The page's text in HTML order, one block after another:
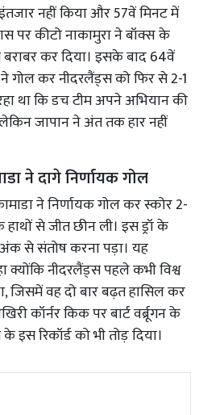
नहीं किया और 57वें मिनट में
पर कीटो नाकामुरा ने बॉक्स के
कर दिया। इसके बाद 64वें
गोल कर नीदरलैंड्स को फिर से 2-1
था कि डच टीम अपने अभियान की
जापान ने अंत तक हार नहीं
ने दागे निर्णायक गोल
ने निर्णायक गोल कर स्कोर 2-
से जीत छीन ली। इस ड्रॉ के
से संतोष करना पड़ा। यह
क्योंकि नीदरलैंड्स पहले कभी विश्व
जिसमें वह दो बार बढ़त हासिल कर
कॉर्नर किक पर बार्ट वर्ब्रूगन के
रिकॉर्ड को भी तोड़ दिया।